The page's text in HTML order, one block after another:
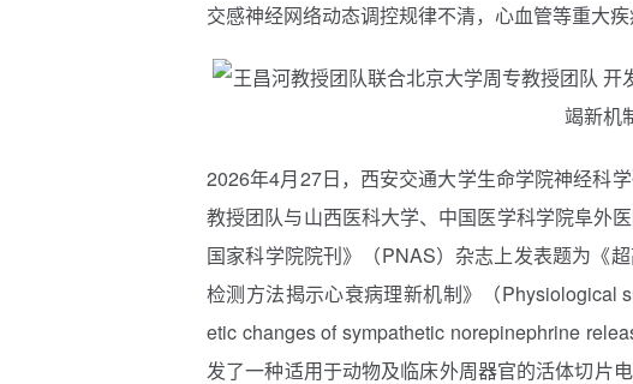
交感神经网络动态调控规律不清，心血管等重大疾
2026年4月27日，西安交通大学生命学院神经科
教授团队与山西医科大学、中国医学科学院阜外
国家科学院院刊》（PNAS） 杂志上发表题为《
检测方法揭示心衰病理新机制》（Physiological
etic changes of sympathetic norepinephrine
发了一种适用于动物及临床外周器官的活体切片